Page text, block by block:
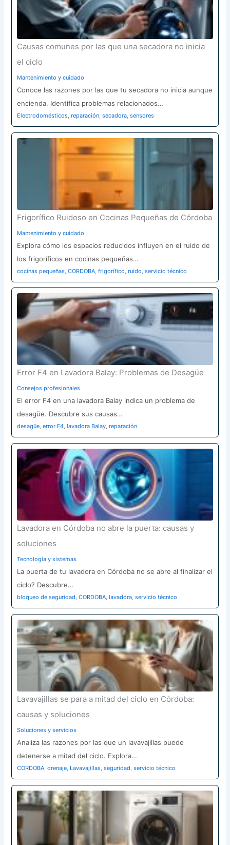
Causas comunes por las que una secadora no inicia
el ciclo
Mantenimiento y cuidado
Conoce las razones por las que tu secadora no inicia aunque
encienda. Identifica problemas relacionados…
Electrodomésticos ,reparación ,secadora ,sensores
Frigorífico Ruidoso en Cocinas Pequeñas de Córdoba
Mantenimiento y cuidado
Explora cómo los espacios reducidos influyen en el ruido de
los frigoríficos en cocinas pequeñas…
cocinas pequeñas ,CORDOBA ,frigorífico ,ruido ,servicio técnico
Error F4 en Lavadora Balay: Problemas de Desagüe
Consejos profesionales
El error F4 en una lavadora Balay indica un problema de
desagüe. Descubre sus causas…
desagüe,error F4,lavadora Balay,reparación
Lavadora en Córdoba no abre la puerta: causas y
soluciones
Tecnología y sistemas
La puerta de tu lavadora en Córdoba no se abre al finalizar el
ciclo? Descubre…
bloqueo de seguridad,CORDOBA,lavadora,servicio técnico
Lavavajillas se para a mitad del ciclo en Córdoba:
causas y soluciones
Soluciones y servicios
Analiza las razones por las que un lavavajillas puede
detenerse a mitad del ciclo. Explora…
CORDOBA,drenaje, Lavavajillas,seguridad,servicio técnico